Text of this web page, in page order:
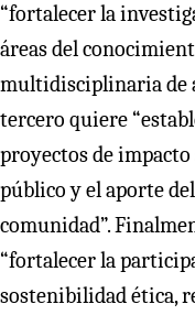
“fortalecer la
áreas del
multidisciplinaria de
tercero quiere
proyectos de
público y el aporte
comunidad”.
“fortalecer la
sostenibilidad ética,